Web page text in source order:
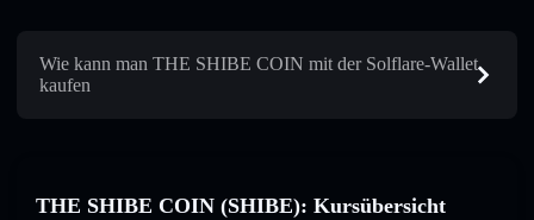
Wie kann man THE SHIBE COIN mit der Solflare-Wallet
kaufen
THE SHIBE COIN (SHIBE): Kursübersicht